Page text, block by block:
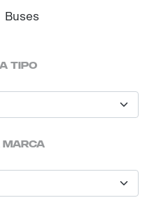
Buses
tipo
marca